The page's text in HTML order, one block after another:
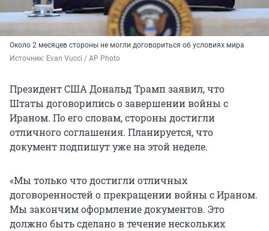
Около 2 месяцев стороны не могли договориться об условиях мира
Источник: Evan Vucci / AP Photo
Президент США Дональд Трамп заявил, что
Штаты договорились о завершении войны с
Ираном. По его словам, стороны достигли
отличного соглашения. Планируется, что
документ подпишут уже на этой неделе.
«Мы только что достигли отличных
договоренностей о прекращении войны с Ираном.
Мы закончим оформление документов. Это
должно быть сделано в течение нескольких